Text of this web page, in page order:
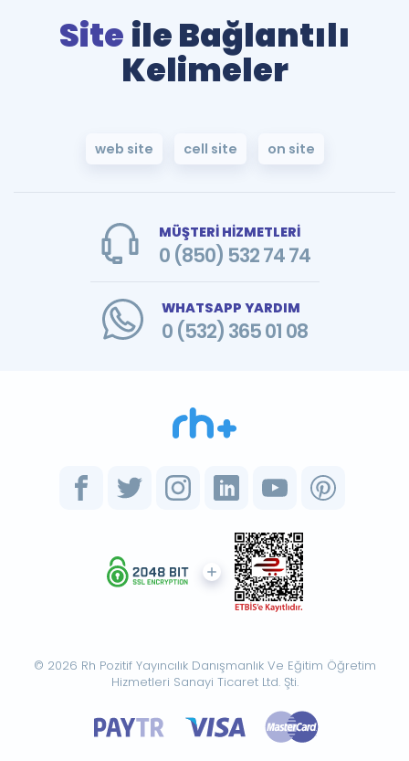
Site ile Bağlantılı
Kelimeler
web site cell site on site
MÜŞTERİ HİZMETLERİ
0 (850) 532 74 74
WHATSAPP YARDIM
0 (532) 365 01 08
© 2026 Rh Pozitif Yayıncılık Danışmanlık Ve Eğitim Öğretim
Hizmetleri Sanayi Ticaret Ltd. Şti.